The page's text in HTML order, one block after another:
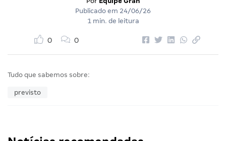
Publicado em 24/06/26
1 min. de leitura
0 0
Tudo que sabemos sobre:
previsto